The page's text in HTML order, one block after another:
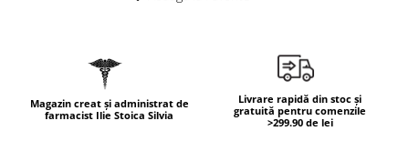
Protecție Solară
Creme SPF față
Creme SPF corp
Maca
Magneziu
Magazin creat și administrat de
farmacist Ilie Stoica Silvia
Livrare rapidă din stoc și
gratuită pentru comenzile
>299.90 de lei